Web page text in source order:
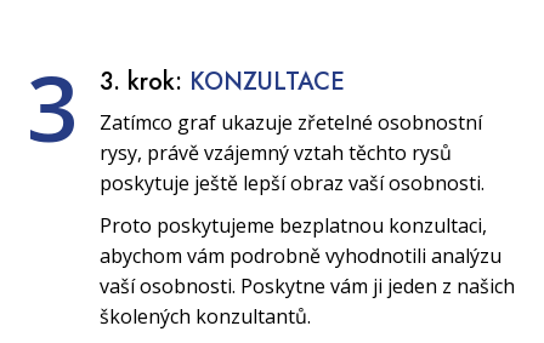
3 3. krok: KONZULTACE
Zatímco graf ukazuje zřetelné osobnostní
rysy, právě vzájemný vztah těchto rysů
poskytuje ještě lepší obraz vaší osobnosti.
Proto poskytujeme bezplatnou konzultaci,
abychom vám podrobně vyhodnotili analýzu
vaší osobnosti. Poskytne vám ji jeden z našich
školených konzultantů.